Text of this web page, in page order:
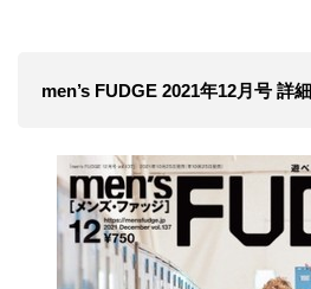
men’s FUDGE 2021年12月号 詳細